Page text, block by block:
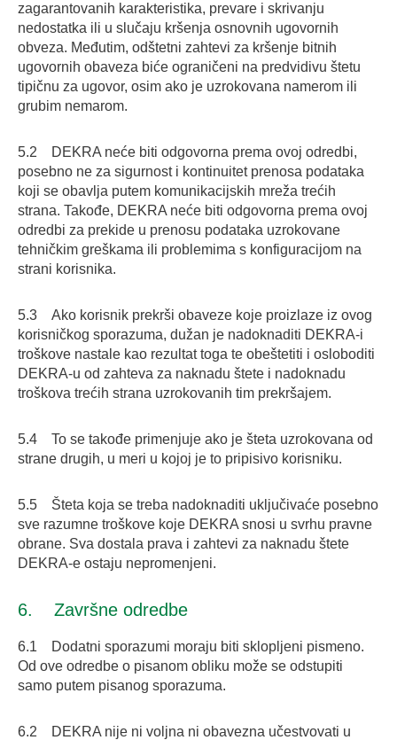
zagarantovanih karakteristika, prevare i skrivanju
nedostatka ili u slučaju kršenja osnovnih ugovornih
obveza. Međutim, odštetni zahtevi za kršenje bitnih
ugovornih obaveza biće ograničeni na predvidivu štetu
tipičnu za ugovor, osim ako je uzrokovana namerom ili
grubim nemarom.
5.2 DEKRA neće biti odgovorna prema ovoj odredbi,
posebno ne za sigurnost i kontinuitet prenosa podataka
koji se obavlja putem komunikacijskih mreža trećih
strana. Takođe, DEKRA neće biti odgovorna prema ovoj
odredbi za prekide u prenosu podataka uzrokovane
tehničkim greškama ili problemima s konfiguracijom na
strani korisnika.
5.3 Ako korisnik prekrši obaveze koje proizlaze iz ovog
korisničkog sporazuma, dužan je nadoknaditi DEKRA-i
troškove nastale kao rezultat toga te obeštetiti i osloboditi
DEKRA-u od zahteva za naknadu štete i nadoknadu
troškova trećih strana uzrokovanih tim prekršajem.
5.4 To se takođe primenjuje ako je šteta uzrokovana od
strane drugih, u meri u kojoj je to pripisivo korisniku.
5.5 Šteta koja se treba nadoknaditi uključivaće posebno
sve razumne troškove koje DEKRA snosi u svrhu pravne
obrane. Sva dostala prava i zahtevi za naknadu štete
DEKRA-e ostaju nepromenjeni.
6. Završne odredbe
6.1 Dodatni sporazumi moraju biti sklopljeni pismeno.
Od ove odredbe o pisanom obliku može se odstupiti
samo putem pisanog sporazuma.
6.2 DEKRA nije ni voljna ni obavezna učestvovati u